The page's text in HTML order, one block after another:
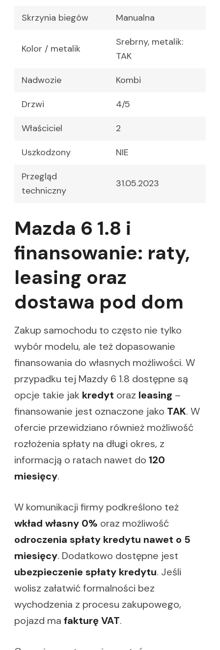
Skrzynia biegów Manualna
Kolor / metalik
Srebrny, metalik:
TAK
Nadwozie Kombi
Drzwi 4/5
Właściciel 2
Uszkodzony NIE
Przegląd
techniczny
31.05.2023
Mazda 6 1.8 i
finansowanie: raty,
leasing oraz
dostawa pod dom
Zakup samochodu to często nie tylko
wybór modelu, ale też dopasowanie
finansowania do własnych możliwości. W
przypadku tej Mazdy 6 1.8 dostępne są
opcje takie jak kredyt oraz leasing –
finansowanie jest oznaczone jako TAK. W
ofercie przewidziano również możliwość
rozłożenia spłaty na długi okres, z
informacją o ratach nawet do 120
miesięcy.
W komunikacji firmy podkreślono też
wkład własny 0% oraz możliwość
odroczenia spłaty kredytu nawet o 5
miesięcy. Dodatkowo dostępne jest
ubezpieczenie spłaty kredytu. Jeśli
wolisz załatwić formalności bez
wychodzenia z procesu zakupowego,
pojazd ma fakturę VAT.